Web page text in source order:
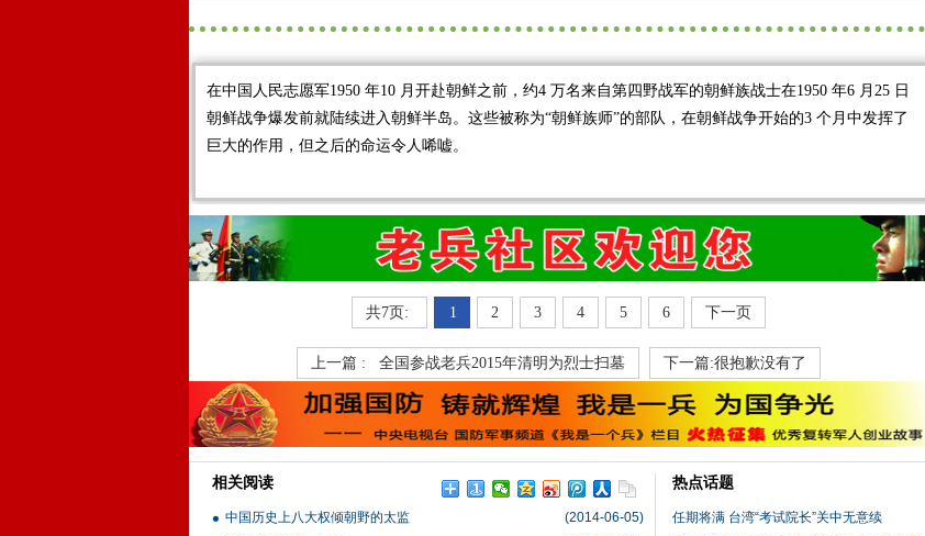
在中国人民志愿军1950 年10 月开赴朝鲜之前，约4 万名来自第四野战军的朝鲜族战士在1950 年6 月25 日
朝鲜战争爆发前就陆续进入朝鲜半岛。这些被称为“朝鲜族师”的部队，在朝鲜战争开始的3 个月中发挥了
巨大的作用，但之后的命运令人唏嘘。
共7页: 1 2 3 4 5 6 下一页
上一篇 : 全国参战老兵2015年清明为烈士扫墓 下一篇:很抱歉没有了
相关阅读
(2014-06-05)
中国历史上八大权倾朝野的太监
热点话题
任期将满 台湾“考试院长”关中无意续